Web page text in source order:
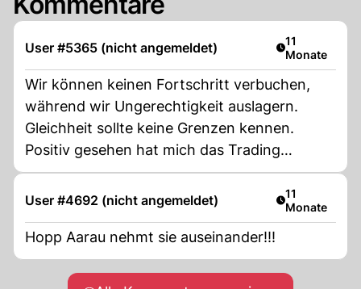
User #5365 (nicht angemeldet) Artikel
11
Monate
Wir können keinen Fortschritt verbuchen,
während wir Ungerechtigkeit auslagern.
Gleichheit sollte keine Grenzen kennen.
Positiv gesehen hat mich das Trading
gestärkt – ein großes Dankeschön an Pro
Shelton (@SheltonSGNL auf Telegram), der
mir zu einem Gewinn von über 237.000 $
verholfen hat.
User #4692 (nicht angemeldet) Artikel
11
Monate
Hopp Aarau nehmt sie auseinander!!!